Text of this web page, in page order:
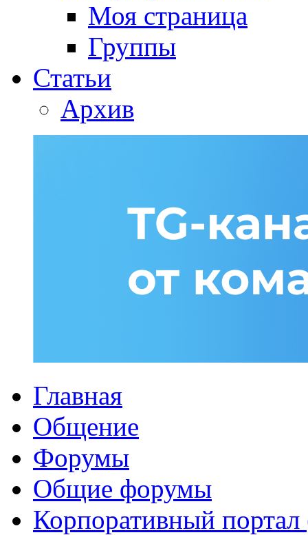
Моя страница
Группы
Статьи
Архив
Главная
Общение
Форумы
Общие форумы
Корпоративный